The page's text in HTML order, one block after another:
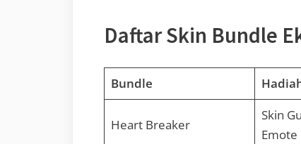
Daftar Skin Bundle
Bundle
Heart Breaker
Skin
Emote